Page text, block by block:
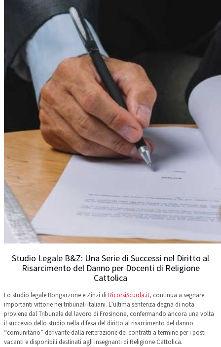
Studio Legale B&Z: Una Serie di Successi nel Diritto al
Risarcimento del Danno per Docenti di Religione
Cattolica
Lo studio legale Bongarzone e Zinzi di RicorsiScuola.it, continua a segnare
importanti vittorie nei tribunali italiani. L’ultima sentenza degna di nota
proviene dal Tribunale del lavoro di Frosinone, confermando ancora una volta
il successo dello studio nella difesa del diritto al risarcimento del danno
“comunitario” derivante dalla reiterazione dei contratti a termine per i posti
vacanti e disponibili destinati agli insegnanti di Religione Cattolica.